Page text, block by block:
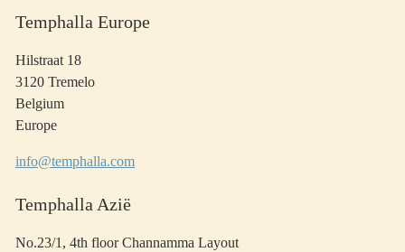
Temphalla Europe
Hilstraat 18
3120 Tremelo
Belgium
Europe
info@temphalla.com
Temphalla Azië
No.23/1, 4th floor Channamma Layout